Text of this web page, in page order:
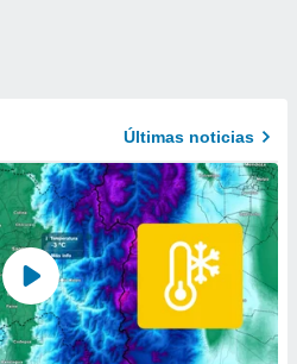
Últimas noticias